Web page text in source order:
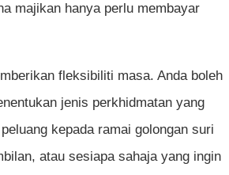
majikan hanya perlu membayar
fleksibiliti masa. Anda boleh
jenis perkhidmatan yang
kepada ramai golongan suri
atau sesiapa sahaja yang ingin